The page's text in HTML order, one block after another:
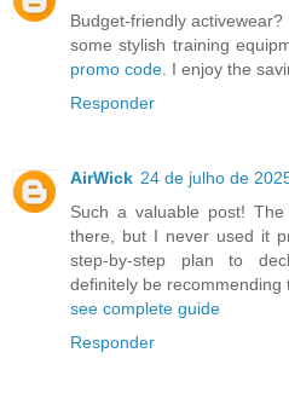
Budget-friendly
some stylish training
promo code . I enjoy the
Responder
AirWick 24 de julho de
Such a valuable post!
there, but I never used it
step-by-step plan to
definitely be recommending
see complete guide
Responder